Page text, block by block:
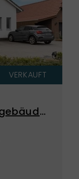
VERKAUFT
Repräsentatives Bürogebäude mit architektonischem Anspruch und vielseitigen Möglichkeiten